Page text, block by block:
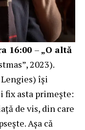
16:00 –„O altă
2023).
Lengies) își
fix asta primește:
de vis, din care
Așa că